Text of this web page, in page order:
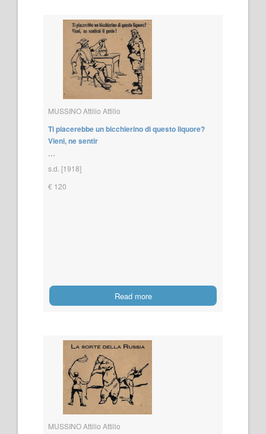
MUSSINO Attilio Attilio
Ti piacerebbe un bicchierino di questo liquore?
Vieni, ne sentir
...
s.d. [1918]
€ 120
Read more
MUSSINO Attilio Attilio